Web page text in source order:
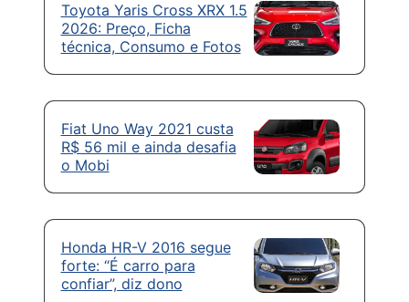
Toyota Yaris Cross XRX 1.5
2026: Preço, Ficha
técnica, Consumo e Fotos
Fiat Uno Way 2021 custa
R$ 56 mil e ainda desafia
o Mobi
Honda HR-V 2016 segue
forte: “É carro para
confiar”, diz dono